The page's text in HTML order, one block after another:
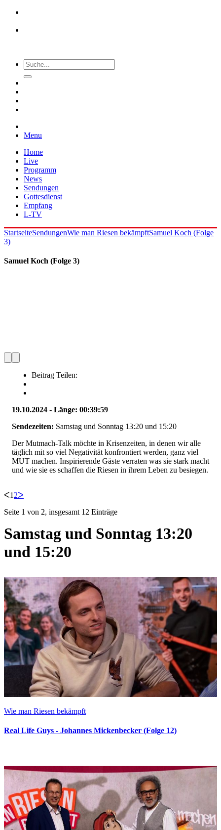
Menu
Home
Live
Programm
News
Sendungen
Gottesdienst
Empfang
L-TV
StartseiteSendungenWie man Riesen bekämpftSamuel Koch (Folge
3)
Samuel Koch (Folge 3)
Beitrag Teilen:
19.10.2024 - Länge: 00:39:59
Sendezeiten: Samstag und Sonntag 13:20 und 15:20
Der Mutmach-Talk möchte in Krisenzeiten, in denen wir alle
täglich mit so viel Negativität konfrontiert werden, ganz viel
MUT machen. Inspirierende Gäste verraten was sie stark macht
und wie sie es schaffen die Riesen in ihrem Leben zu besiegen.
ᐸ1 2ᐳ
Seite 1 von 2, insgesamt 12 Einträge
Samstag und Sonntag 13:20
und 15:20
Wie man Riesen bekämpft
Real Life Guys - Johannes Mickenbecker (Folge 12)